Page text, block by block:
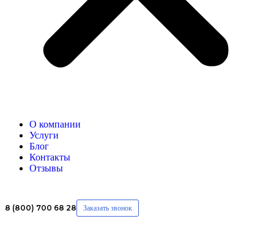
О компании
Услуги
Блог
Контакты
Отзывы
8 (800) 700 68 28 Заказать звонок